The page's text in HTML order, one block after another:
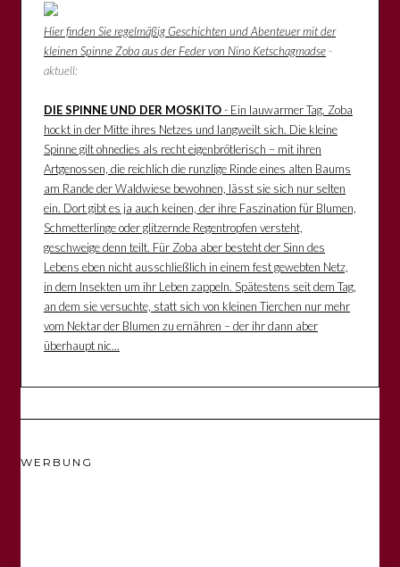
Hier finden Sie regelmäßig Geschichten und Abenteuer mit der
kleinen Spinne Zoba aus der Feder von Nino Ketschagmadse-
aktuell:
DIE SPINNE UND DER MOSKITO- Ein lauwarmer Tag. Zoba
hockt in der Mitte ihres Netzes und langweilt sich. Die kleine
Spinne gilt ohnedies als recht eigenbrötlerisch – mit ihren
Artgenossen, die reichlich die runzlige Rinde eines alten Baums
am Rande der Waldwiese bewohnen, lässt sie sich nur selten
ein. Dort gibt es ja auch keinen, der ihre Faszination für Blumen,
Schmetterlinge oder glitzernde Regentropfen versteht,
geschweige denn teilt. Für Zoba aber besteht der Sinn des
Lebens eben nicht ausschließlich in einem fest gewebten Netz,
in dem Insekten um ihr Leben zappeln. Spätestens seit dem Tag,
an dem sie versuchte, statt sich von kleinen Tierchen nur mehr
vom Nektar der Blumen zu ernähren – der ihr dann aber
überhaupt nic...
WERBUNG